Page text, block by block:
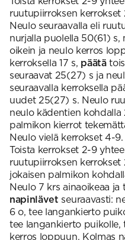
ruutupiirroksen kerrokset
Neulo seuraavalla eli
nurjalla puolella 50(61)
oikein ja neulo kerros
kerroksella 17 s, päätä
seuraavat 25(27) s ja
seuraavalla kerroksella
uudet 25(27) s. Neulo
neulo kädentien
palmikon kierrot
Neulo vielä kerrokset 4-9.
Toista kerrokset 2-9
ruutupiirroksen kerrokset
jokaisen palmikon
Neulo 7 krs ainaoikeaa ja
napinlävet seuraavasti:
6 o, tee langankierto
tee langankierto puikolle,
kerros loppuun. Kolmas